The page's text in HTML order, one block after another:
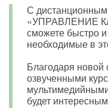
С
«УПРАВЛЕНИЕ
сможете быстро
необходимые в
Благодаря новой
озвученными
будет